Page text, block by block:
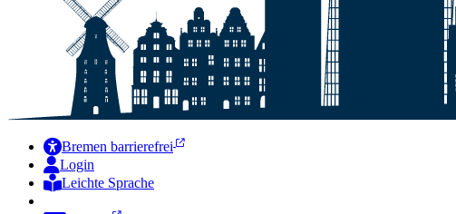
Bremen barrierefrei
Login
Leichte Sprache